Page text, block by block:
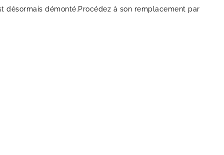
désormais démonté.Procédez à son remplacement par